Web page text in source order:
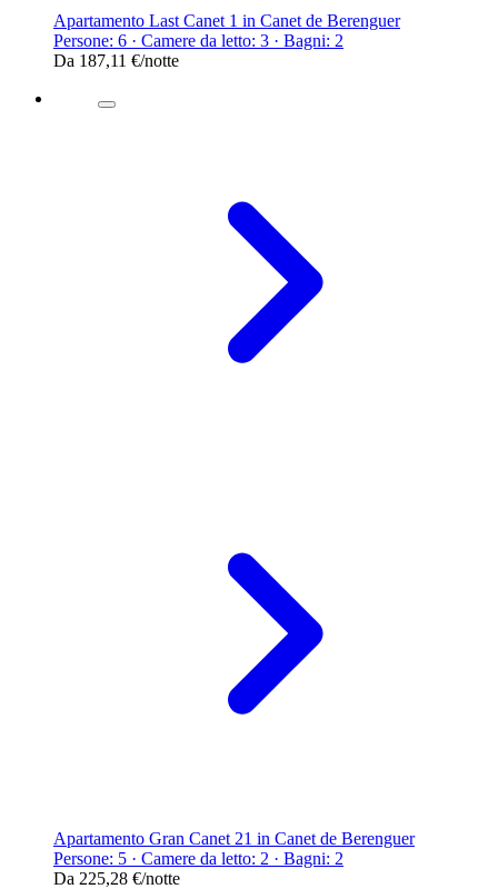
Apartamento Last Canet 1 in Canet de Berenguer
Persone: 6 · Camere da letto: 3 · Bagni: 2
Da 187,11 €/notte
Apartamento Gran Canet 21 in Canet de Berenguer
Persone: 5 · Camere da letto: 2 · Bagni: 2
Da 225,28 €/notte